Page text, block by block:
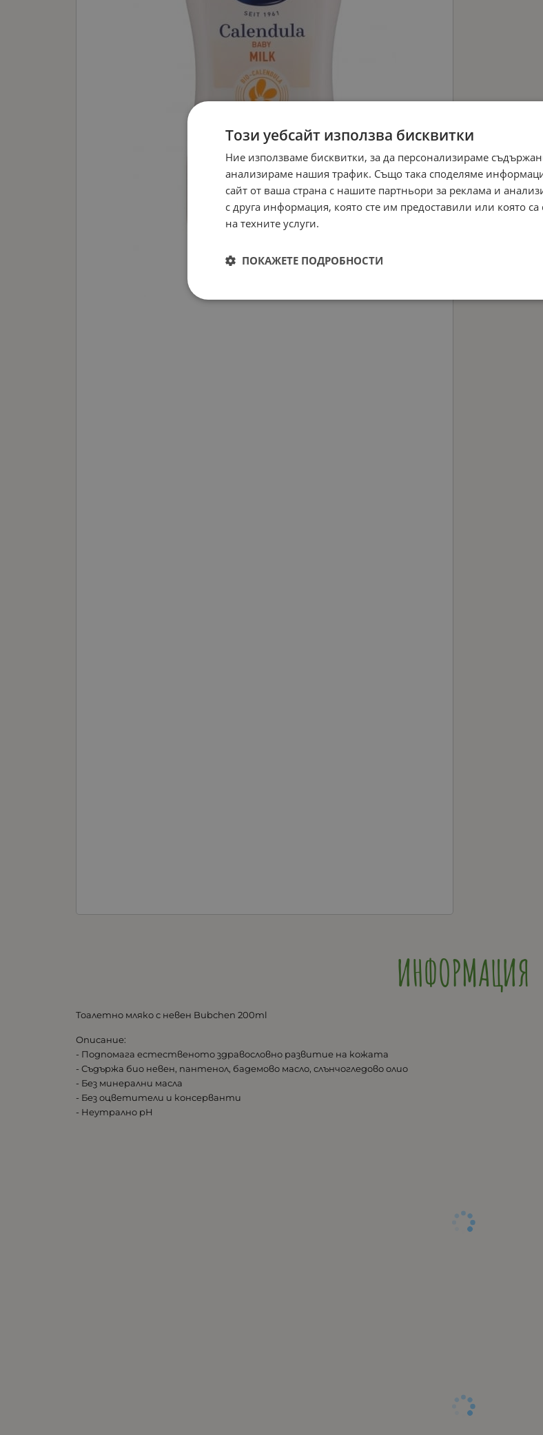
ИНФОРМАЦИЯ
Тоалетно мляко с невен Bubchen 200ml
Описание:
- Подпомага естественото здравословно развитие на кожата
- Съдържа био невен, пантенол, бадемово масло, слънчогледово олио
- Без минерални масла
- Без оцветители и консерванти
- Неутрално рН
Този уебсайт използва бисквитки
Ние използваме бисквитки, за да персонализираме
анализираме нашия трафик. Също така споделяме
сайт от ваша страна с нашите партньори за реклама и
с друга информация, която сте им предоставили или която
на техните услуги.
ПОКАЖЕТЕ ПОДРОБНОСТИ